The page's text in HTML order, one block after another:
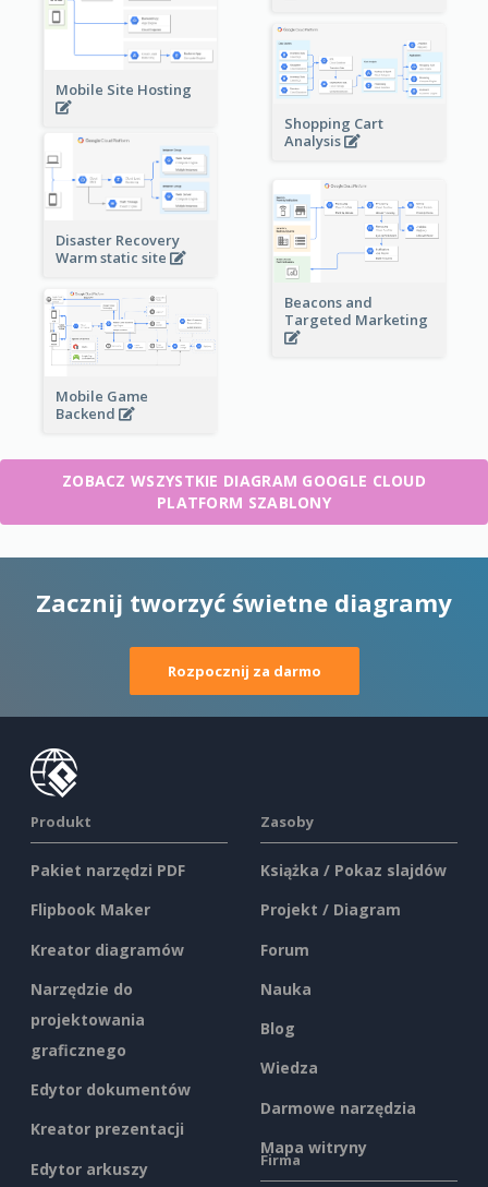
Mobile Site Hosting
Shopping Cart
Analysis
Disaster Recovery
Warm static site
Beacons and
Targeted Marketing
Mobile Game
Backend
ZOBACZ WSZYSTKIE DIAGRAM GOOGLE CLOUD
PLATFORM SZABLONY
Zacznij tworzyć świetne diagramy
Rozpocznij za darmo
Produkt
Pakiet narzędzi PDF
Flipbook Maker
Kreator diagramów
Narzędzie do
projektowania
graficznego
Edytor dokumentów
Kreator prezentacji
Edytor arkuszy
Zasoby
Książka / Pokaz slajdów
Projekt / Diagram
Forum
Nauka
Blog
Wiedza
Darmowe narzędzia
Mapa witryny
Firma